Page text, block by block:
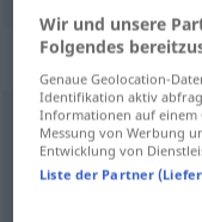
guasto,inutile,
Wir und unsere
Folgendes
Genaue Geolocation-
Identifikation aktiv
Informationen auf einem
Messung von Werbung
Entwicklung von
Liste der Partner